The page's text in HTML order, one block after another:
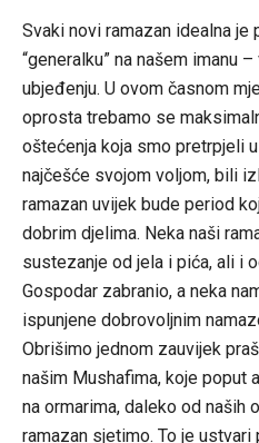
Svaki novi ramazan idealna je
“generalku” na našem imanu
ubjeđenju. U ovom časnom
oprosta trebamo se
oštećenja koja smo pretrpjeli
najčešće svojom voljom, bili
ramazan uvijek bude period
dobrim djelima. Neka naši
sustezanje od jela i pića, ali i
Gospodar zabranio, a neka
ispunjene dobrovoljnim
Obrišimo jednom zauvijek
našim Mushafima, koje poput
na ormarima, daleko od naših
ramazan sjetimo. To je ustvari